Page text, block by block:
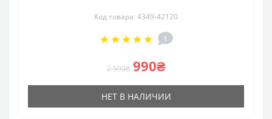
Код товара: 4349-42120
1
2 590₴ 990₴
НЕТ В НАЛИЧИИ